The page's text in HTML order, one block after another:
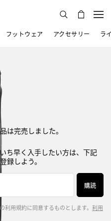
フットウェア アクセサリー ラ
は完売しました。
ち早く入手したい方は、下記
録しよう。
購読
用規約に同意するものとします。 利用